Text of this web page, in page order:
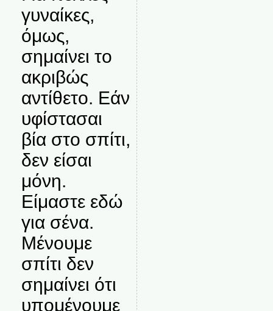
γυναίκες,
όμως,
σημαίνει το
ακριβώς
αντίθετο. Εάν
υφίστασαι
βία στο σπίτι,
δεν είσαι
μόνη.
Είμαστε εδώ
για σένα.
Μένουμε
σπίτι δεν
σημαίνει ότι
υπομένουμε